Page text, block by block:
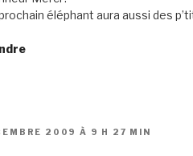
éléphant aura aussi des
2009 À 9 H 27 MIN